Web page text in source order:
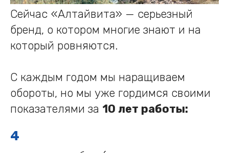
Сейчас «Алтайвита» — серьезный
бренд, о котором многие знают и на
который ровняются.
С каждым годом мы наращиваем
обороты, но мы уже гордимся своими
показателями за 10 лет работы:
4